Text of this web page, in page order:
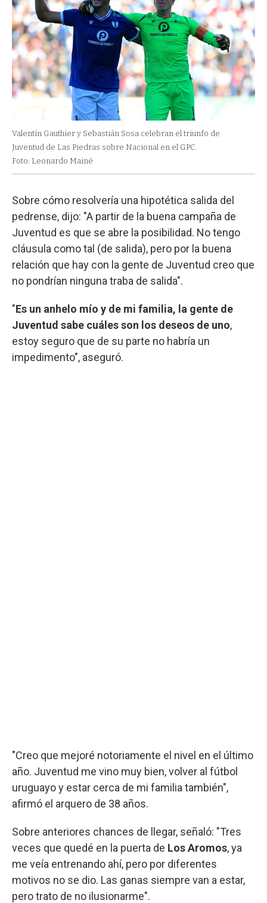
Valentín Gauthier y Sebastián Sosa celebran el triunfo de
Juventud de Las Piedras sobre Nacional en el GPC.
Foto: Leonardo Mainé
Sobre cómo resolvería una hipotética salida del
pedrense, dijo: "A partir de la buena campaña de
Juventud es que se abre la posibilidad. No tengo
cláusula como tal (de salida), pero por la buena
relación que hay con la gente de Juventud creo que
no pondrían ninguna traba de salida".
"Es un anhelo mío y de mi familia, la gente de
Juventud sabe cuáles son los deseos de uno,
estoy seguro que de su parte no habría un
impedimento", aseguró.
"Creo que mejoré notoriamente el nivel en el último
año. Juventud me vino muy bien, volver al fútbol
uruguayo y estar cerca de mi familia también",
afirmó el arquero de 38 años.
Sobre anteriores chances de llegar, señaló: "Tres
veces que quedé en la puerta de Los Aromos, ya
me veía entrenando ahí, pero por diferentes
motivos no se dio. Las ganas siempre van a estar,
pero trato de no ilusionarme".